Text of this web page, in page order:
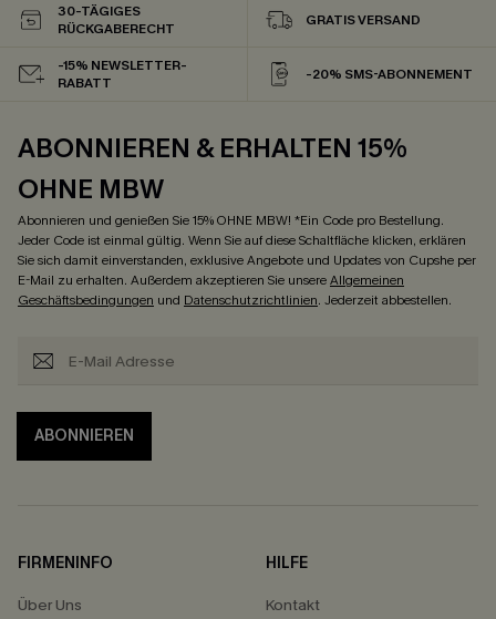
30-TÄGIGES
RÜCKGABERECHT
GRATIS VERSAND
-15% NEWSLETTER-
RABATT
-20% SMS-ABONNEMENT
ABONNIEREN & ERHALTEN 15%
OHNE MBW
Abonnieren und genießen Sie 15% OHNE MBW! *Ein Code pro Bestellung.
Jeder Code ist einmal gültig. Wenn Sie auf diese Schaltfläche klicken, erklären
Sie sich damit einverstanden, exklusive Angebote und Updates von Cupshe per
E-Mail zu erhalten. Außerdem akzeptieren Sie unsereAllgemeinen
Geschäftsbedingungen und Datenschutzrichtlinien. Jederzeit abbestellen.
ABONNIEREN
FIRMENINFO
Über Uns
HILFE
Kontakt